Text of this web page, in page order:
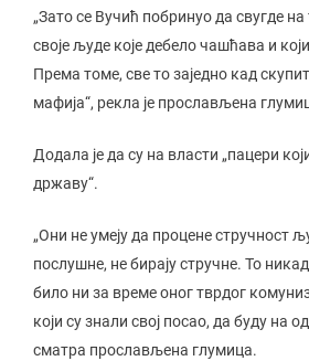
„Зато се Вучић побринуо да свугде на
своје људе које дебело чашћава и
Према томе, све то заједно кад
мафија“, рекла је прослављена
Додала је да су на власти „пацери
државу“.
„Они не умеју да процене стручност
послушне, не бирају стручне. То
било ни за време оног тврдог
који су знали свој посао, да буду на
сматра прослављена глумица.